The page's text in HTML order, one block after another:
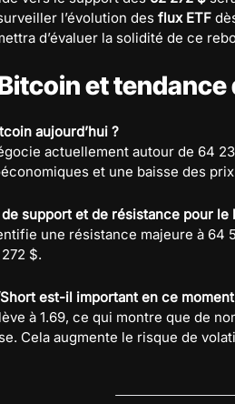
l’évolution des flux ETF
d’évaluer la solidité de ce
et
aujourd’hui ?
actuellement autour de 64
et une baisse des
support et de résistance pour
une résistance majeure à
$.
est-il important en ce
à 1.69, ce qui montre que de
Cela augmente le risque de